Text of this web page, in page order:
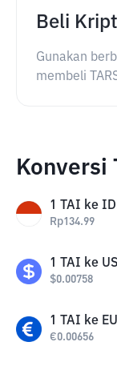
Beli
Gunakan
membeli
Konversi
1 TAI ke
Rp134.99
1 TAI ke
$0.00758
1 TAI ke
€0.00656